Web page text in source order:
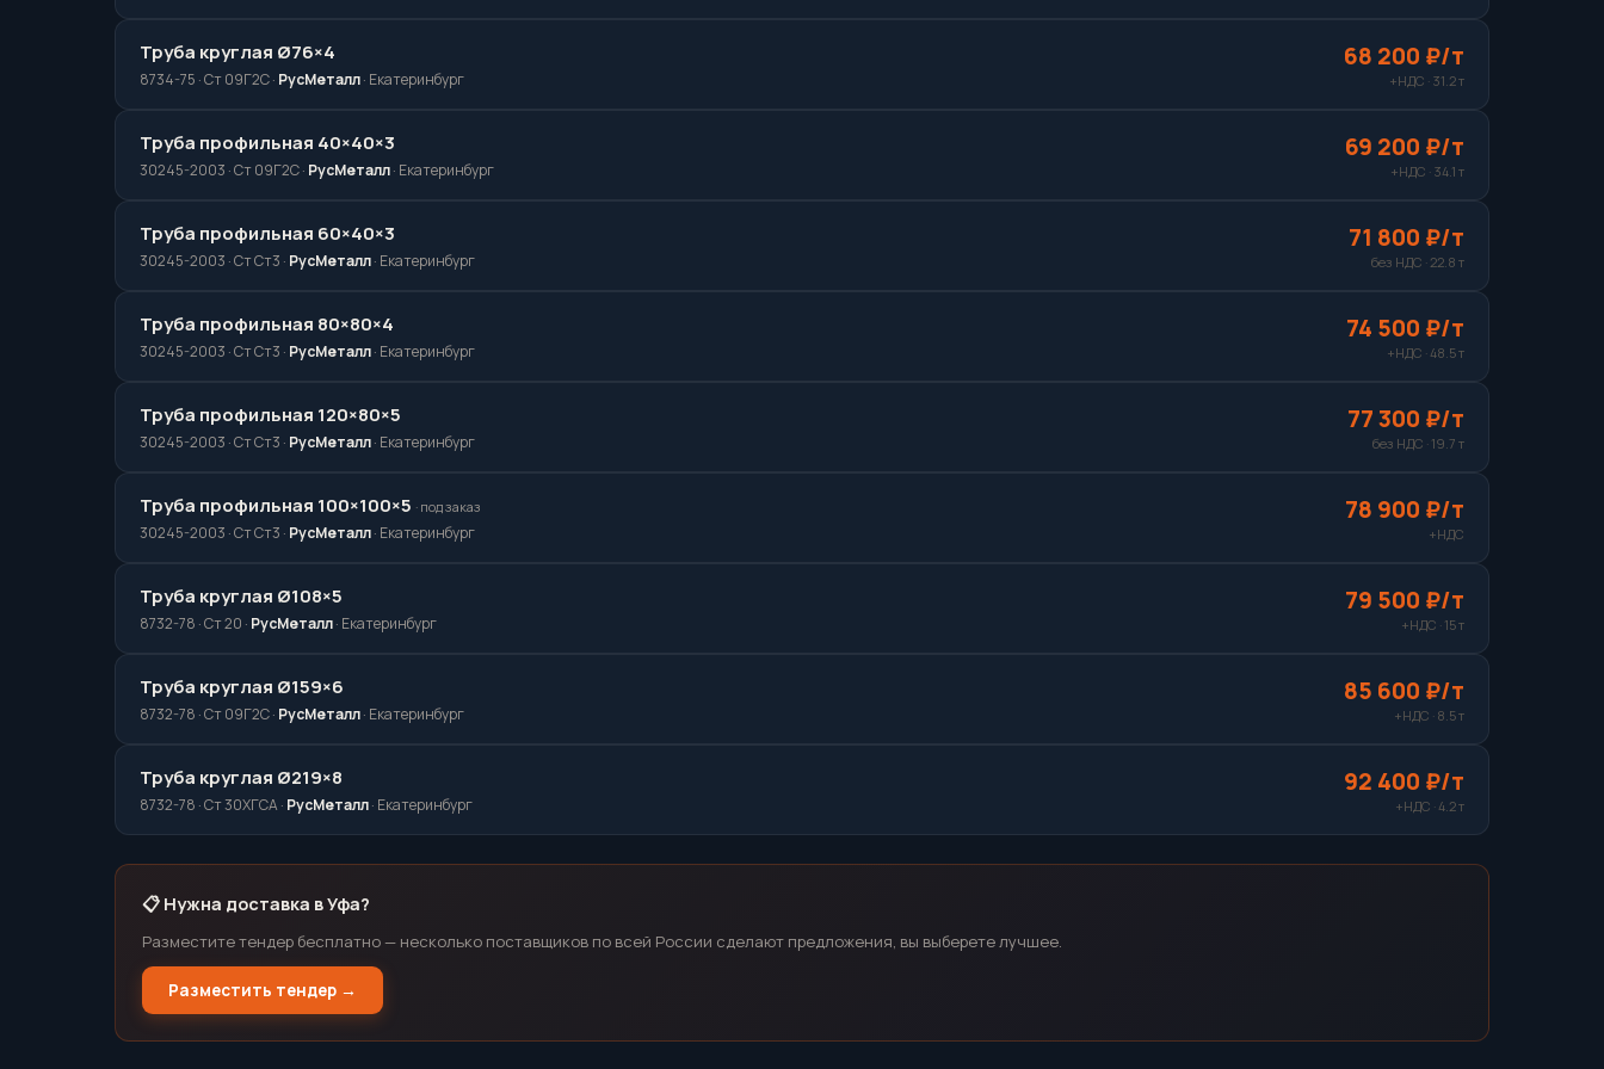
Труба круглая Ø76×4
8734-75 · Ст 09Г2С · РусМеталл· Екатеринбург
68 200 ₽/т
+НДС · 31.2 т
Труба профильная 40×40×3
30245-2003 · Ст 09Г2С · РусМеталл· Екатеринбург
69 200 ₽/т
+НДС · 34.1 т
Труба профильная 60×40×3
30245-2003 · Ст Ст3 · РусМеталл· Екатеринбург
71 800 ₽/т
без НДС · 22.8 т
Труба профильная 80×80×4
30245-2003 · Ст Ст3 · РусМеталл· Екатеринбург
74 500 ₽/т
+НДС · 48.5 т
Труба профильная 120×80×5
30245-2003 · Ст Ст3 · РусМеталл· Екатеринбург
77 300 ₽/т
без НДС · 19.7 т
Труба профильная 100×100×5 · под заказ
30245-2003 · Ст Ст3 · РусМеталл· Екатеринбург
78 900 ₽/т
+НДС
Труба круглая Ø108×5
8732-78 · Ст 20 · РусМеталл· Екатеринбург
79 500 ₽/т
+НДС · 15 т
Труба круглая Ø159×6
8732-78 · Ст 09Г2С · РусМеталл· Екатеринбург
85 600 ₽/т
+НДС · 8.5 т
Труба круглая Ø219×8
8732-78 · Ст 30ХГСА · РусМеталл· Екатеринбург
92 400 ₽/т
+НДС · 4.2 т
📋 Нужна доставка в Уфа?
Разместите тендер бесплатно — несколько поставщиков по всей России сделают предложения, вы выберете лучшее.
Разместить тендер →